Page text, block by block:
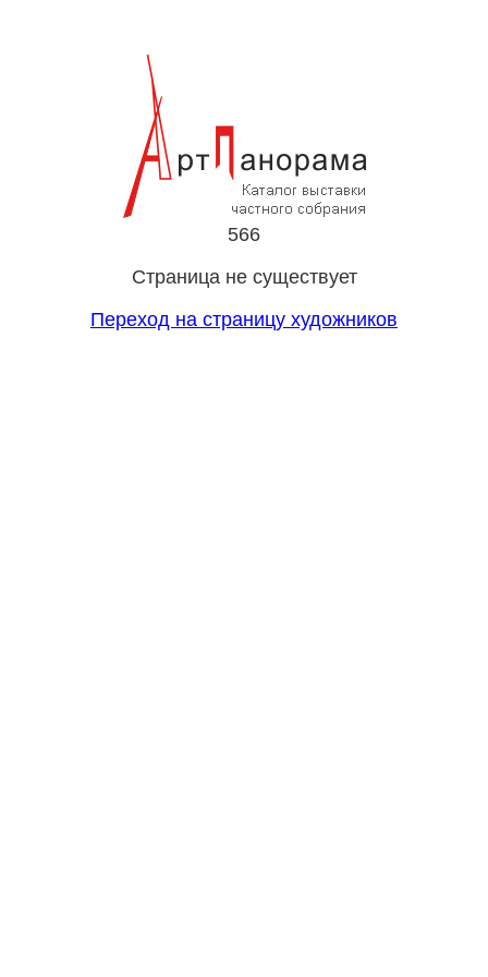
566
Страница не существует
Переход на страницу художников